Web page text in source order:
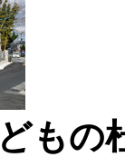
もの